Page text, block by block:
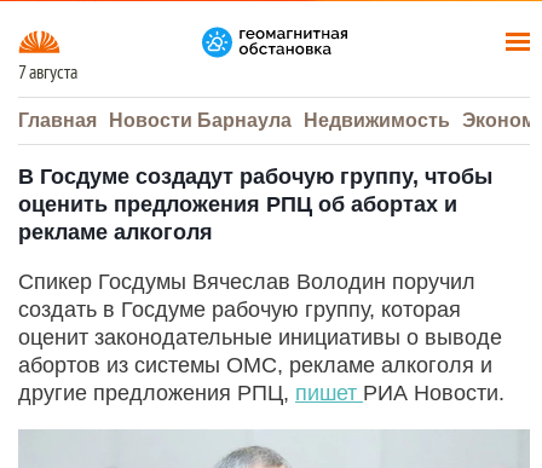
7 августа
Главная Новости Барнаула Недвижимость
В Госдуме создадут рабочую группу, чтобы
оценить предложения РПЦ об абортах и
рекламе алкоголя
Спикер Госдумы Вячеслав Володин поручил
создать в Госдуме рабочую группу, которая
оценит законодательные инициативы о выводе
абортов из системы ОМС, рекламе алкоголя и
другие предложения РПЦ, пишет РИА Новости.